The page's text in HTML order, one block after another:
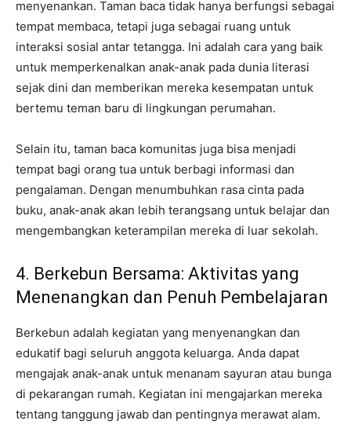
menyenankan. Taman baca tidak hanya berfungsi sebagai
tempat membaca, tetapi juga sebagai ruang untuk
interaksi sosial antar tetangga. Ini adalah cara yang baik
untuk memperkenalkan anak-anak pada dunia literasi
sejak dini dan memberikan mereka kesempatan untuk
bertemu teman baru di lingkungan perumahan.
Selain itu, taman baca komunitas juga bisa menjadi
tempat bagi orang tua untuk berbagi informasi dan
pengalaman. Dengan menumbuhkan rasa cinta pada
buku, anak-anak akan lebih terangsang untuk belajar dan
mengembangkan keterampilan mereka di luar sekolah.
4. Berkebun Bersama: Aktivitas yang
Menenangkan dan Penuh Pembelajaran
Berkebun adalah kegiatan yang menyenangkan dan
edukatif bagi seluruh anggota keluarga. Anda dapat
mengajak anak-anak untuk menanam sayuran atau bunga
di pekarangan rumah. Kegiatan ini mengajarkan mereka
tentang tanggung jawab dan pentingnya merawat alam.